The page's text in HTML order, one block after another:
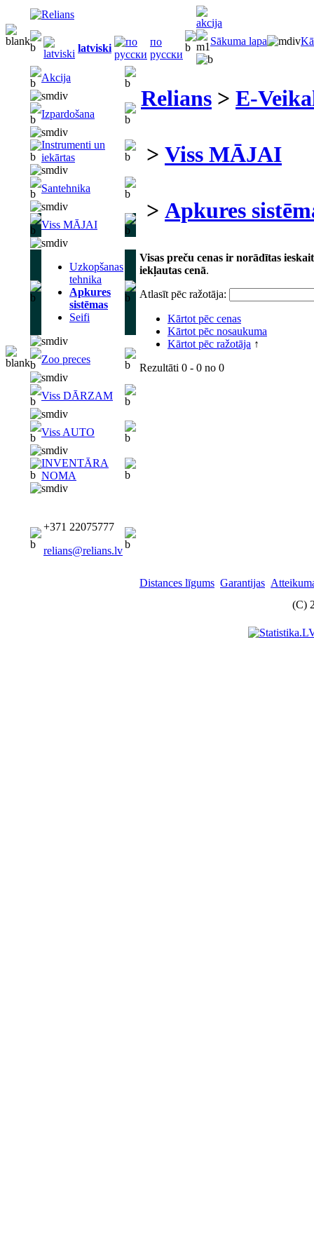
latviski
по
русски
Sākuma lapa
Akcija
Izpardošana
Instrumenti un
iekārtas
Santehnika
Viss MĀJAI
Uzkopšanas
tehnika
Apkures
sistēmas
Seifi
Zoo preces
Viss DĀRZAM
Viss AUTO
INVENTĀRA
NOMA
+371 22075777
relians@relians.lv
Relians > E-
> Viss MĀJAI
> Apkures
Visas preču cenas ir norādītas
iekļautas cenā.
Atlasīt pēc ražotāja:
Kārtot pēc cenas
Kārtot pēc nosaukuma
Kārtot pēc ražotāja ↑
Rezultāti 0 - 0 no 0
Distances līgums Garantijas
(C)